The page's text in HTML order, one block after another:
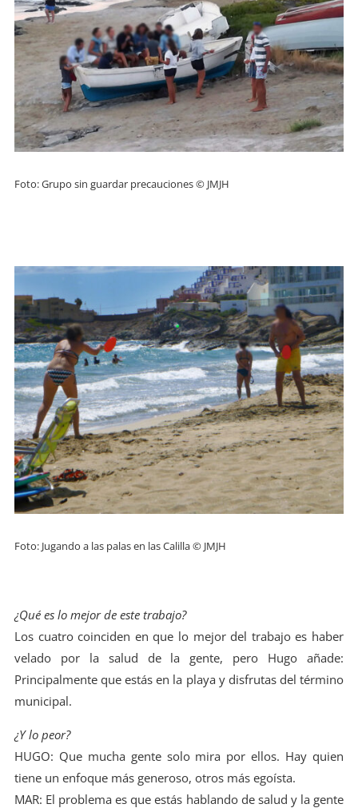
Foto: Grupo sin guardar precauciones © JMJH
Foto: Jugando a las palas en las Calilla © JMJH
¿Qué es lo mejor de este trabajo?
Los cuatro coinciden en que lo mejor del trabajo es haber
velado por la salud de la gente, pero Hugo añade:
Principalmente que estás en la playa y disfrutas del término
municipal.
¿Y lo peor?
HUGO: Que mucha gente solo mira por ellos. Hay quien
tiene un enfoque más generoso, otros más egoísta.
MAR: El problema es que estás hablando de salud y la gente